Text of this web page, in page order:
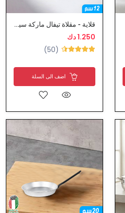
قلاية - مقلاة تيفال ماركة سينستار
1.250 دك
(50)
اضف الى السلة